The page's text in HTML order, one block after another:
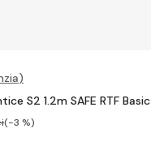
)
S2 1.2m SAFE RTF Basic
(-3 %)